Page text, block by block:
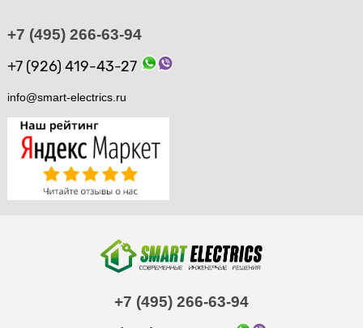
+7 (495) 266-63-94
+7 (926) 419-43-27
info@smart-electrics.ru
+7 (495) 266-63-94